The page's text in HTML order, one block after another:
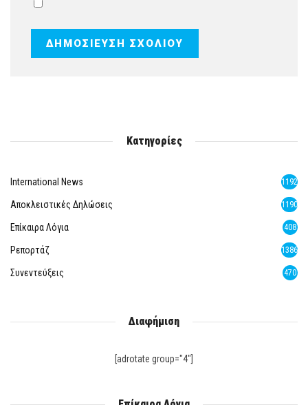
Κατηγορίες
International News 1192
Αποκλειστικές Δηλώσεις 1190
Επίκαιρα Λόγια 408
Ρεπορτάζ 1386
Συνεντεύξεις 470
Διαφήμιση
[adrotate group="4"]